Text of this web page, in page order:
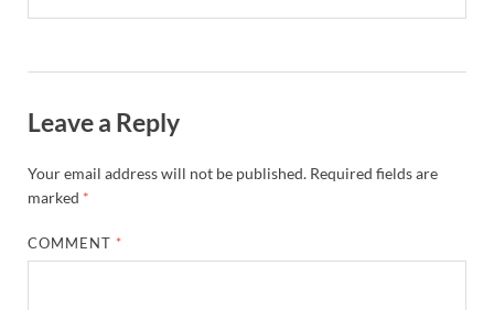
Leave a Reply
Your email address will not be published. Required fields are
marked *
COMMENT *